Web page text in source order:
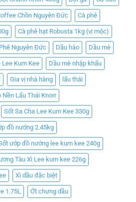
Chồn Nguyên Đức Cà phê
Cà phê hạt Robusta 1kg (vị mộc)
Nguyên Đức Dầu hào Dầu mè
Lee Kum Kee Dầu mè nhập khẩu
Gia vị nhà hàng lẩu thái
Nền Lẩu Thái Knorr
Sốt Sa Cha Lee Kum Kee 330g
đồ nướng 2.45kg
ướp đồ nướng lee kum kee 240g
Tàu Xì Lee kum kee 226g
Xì dầu đặc biệt
1.75L Ớt chưng dầu